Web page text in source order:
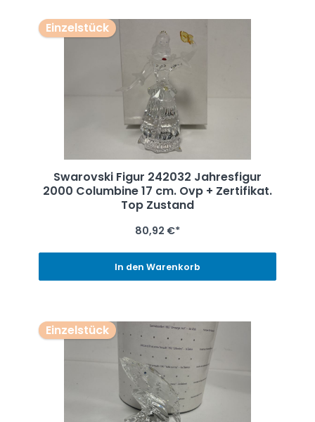
Einzelstück
Swarovski Figur 242032 Jahresfigur
2000 Columbine 17 cm. Ovp + Zertifikat.
Top Zustand
80,92 €*
In den Warenkorb
Einzelstück